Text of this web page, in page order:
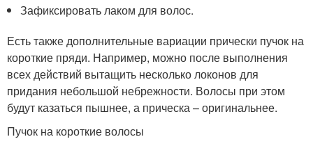
Зафиксировать лаком для волос.
Есть также дополнительные вариации прически пучок на
короткие пряди. Например, можно после выполнения
всех действий вытащить несколько локонов для
придания небольшой небрежности. Волосы при этом
будут казаться пышнее, а прическа – оригинальнее.
Пучок на короткие волосы